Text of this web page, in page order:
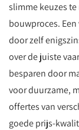
slimme keuzes
bouwproces.
door zelf
over de juiste
besparen door
voor duurzame,
offertes van
goede prijs-